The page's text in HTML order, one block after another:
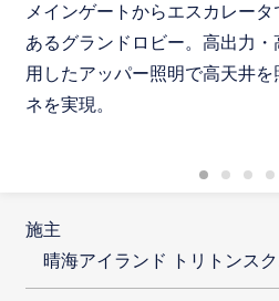
メインゲートからエスカレー
あるグランドロビー。高出力
用したアッパー照明で高天井
ネを実現。
施主
晴海アイランド トリトンス